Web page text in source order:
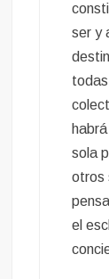
ser y
sola
otros
el